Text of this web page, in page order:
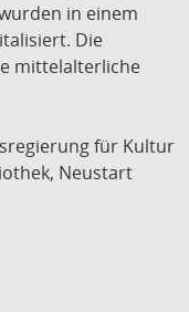
in einem
Die
mittelalterliche
für Kultur
Neustart